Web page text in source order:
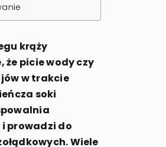
krąży
że picie wody czy
w trakcie
soki
prowadzi do
Wiele